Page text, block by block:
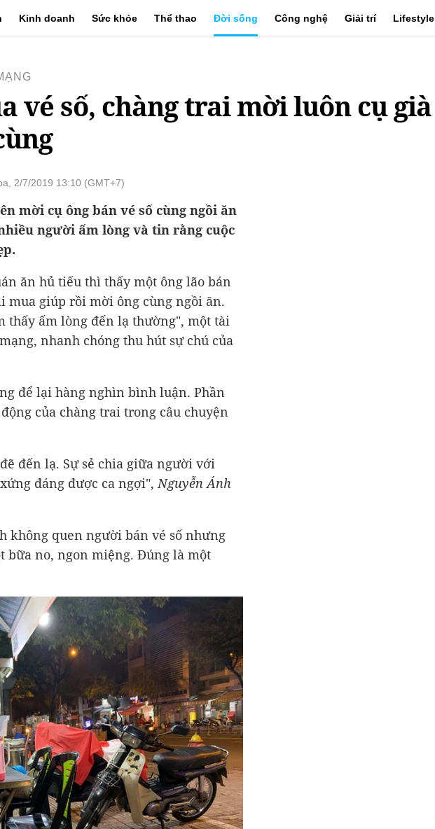
Kinh doanh Sức khỏe Thể thao Đời sống Công nghệ Giải trí Lifestyle
vé số, chàng trai mời luôn cụ già
2/7/2019 13:10 (GMT+7)
mời cụ ông bán vé số cùng ngồi ăn
người ấm lòng và tin rằng cuộc
ăn hủ tiếu thì thấy một ông lão bán
mua giúp rồi mời ông cùng ngồi ăn.
thấy ấm lòng đến lạ thường", một tài
nhanh chóng thu hút sự chú của
để lại hàng nghìn bình luận. Phần
của chàng trai trong câu chuyện
đến lạ. Sự sẻ chia giữa người với
đáng được ca ngợi",Nguyễn Ánh
không quen người bán vé số nhưng
bữa no, ngon miệng. Đúng là một